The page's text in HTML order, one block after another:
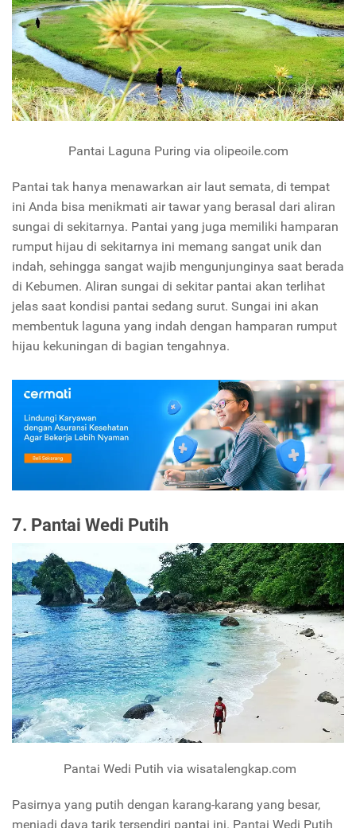
Pantai Laguna Puring via olipeoile.com
Pantai tak hanya menawarkan air laut semata, di tempat
ini Anda bisa menikmati air tawar yang berasal dari aliran
sungai di sekitarnya. Pantai yang juga memiliki hamparan
rumput hijau di sekitarnya ini memang sangat unik dan
indah, sehingga sangat wajib mengunjunginya saat berada
di Kebumen. Aliran sungai di sekitar pantai akan terlihat
jelas saat kondisi pantai sedang surut. Sungai ini akan
membentuk laguna yang indah dengan hamparan rumput
hijau kekuningan di bagian tengahnya.
7. Pantai Wedi Putih
Pantai Wedi Putih via wisatalengkap.com
Pasirnya yang putih dengan karang-karang yang besar,
menjadi daya tarik tersendiri pantai ini. Pantai Wedi Putih